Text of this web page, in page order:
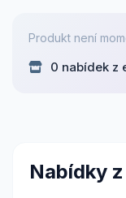
Produkt není
0 nabídek z
Nabídky